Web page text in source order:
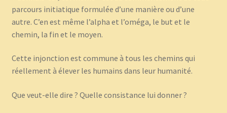
parcours initiatique formulée d’une manière ou d’une
autre. C’en est même l’alpha et l’oméga, le but et le
chemin, la fin et le moyen.
Cette injonction est commune à tous les chemins qui
réellement à élever les humains dans leur humanité.
Que veut-elle dire ? Quelle consistance lui donner ?